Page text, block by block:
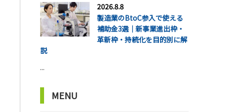
2026.8.8
製造業のBtoC参入で使える
補助金3選｜新事業進出枠・
革新枠・持続化を目的別に解
説
...
MENU